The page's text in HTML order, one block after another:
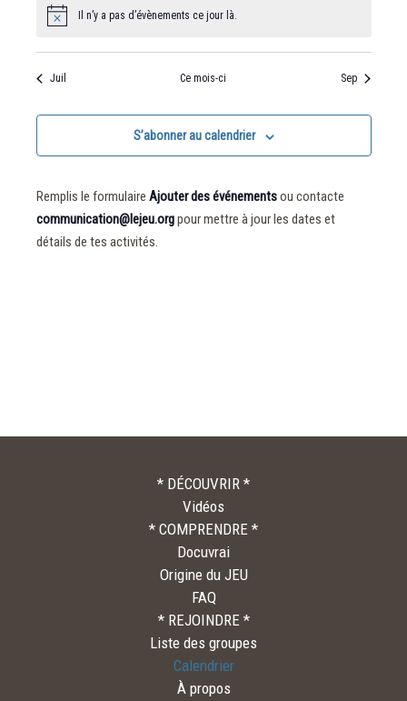
Notice Il n’y a pas d’évènements ce jour là.
Juil Ce mois-ci Sep
S’abonner au calendrier
Remplis le formulaire Ajouter des événementsou contacte
communication@lejeu.orgpour mettre à jour les dates et
détails de tes activités.
* DÉCOUVRIR *
Vidéos
* COMPRENDRE *
Docuvrai
Origine du JEU
FAQ
* REJOINDRE *
Liste des groupes
Calendrier
À propos